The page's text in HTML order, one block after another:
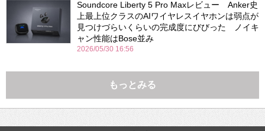
Soundcore Liberty 5 Pro Maxレビュー Anker史
上最上位クラスのAIワイヤレスイヤホンは弱点が
見つけづらいくらいの完成度にびびった ノイキ
ャン性能はBose並み
2026/05/30 16:56
もっとみる